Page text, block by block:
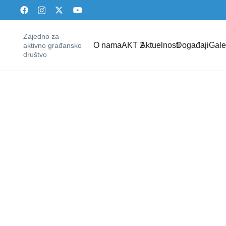
Zajedno za
aktivno građansko
društvo
O namaAKT 2AktuelnostiDogađaji